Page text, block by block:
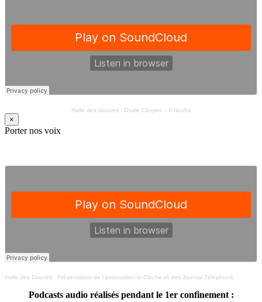
Halle des Douves· Ovale Citoyen – Il faudra
×
Porter nos voix
Halle des Douves · Présentation de l’association la Cloche et des Journal Téléphoné
Podcasts audio réalisés pendant le 1er confinement :